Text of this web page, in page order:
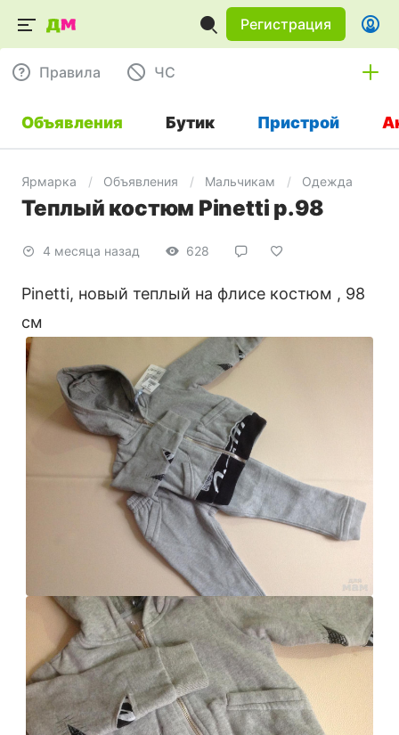
Регистрация
Правила ЧC
Объявления Бутик Пристрой
Ярмарка Объявления Мальчикам Одежда
Теплый костюм Рinetti р.98
4 месяца назад 628
Pinetti, новый теплый на флисе костюм , 98
см